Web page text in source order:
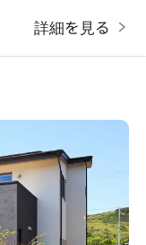
詳細を見る